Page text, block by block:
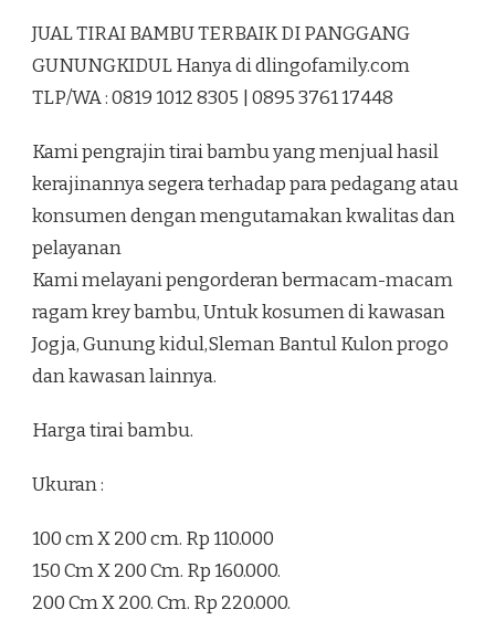
BAMBU
TERBAIK
DI
PANGGANG
JUAL TIRAI BAMBU TERBAIK DI PANGGANG
GUNUNGKIDUL Hanya di dlingofamily.com
TLP/WA : 0819 1012 8305 | 0895 3761 17448
Kami pengrajin tirai bambu yang menjual hasil
kerajinannya segera terhadap para pedagang atau
konsumen dengan mengutamakan kwalitas dan
pelayanan
Kami melayani pengorderan bermacam-macam
ragam krey bambu, Untuk kosumen di kawasan
Jogja, Gunung kidul,Sleman Bantul Kulon progo
dan kawasan lainnya.
Harga tirai bambu.
Ukuran :
100 cm X 200 cm. Rp 110.000
150 Cm X 200 Cm. Rp 160.000.
200 Cm X 200. Cm. Rp 220.000.